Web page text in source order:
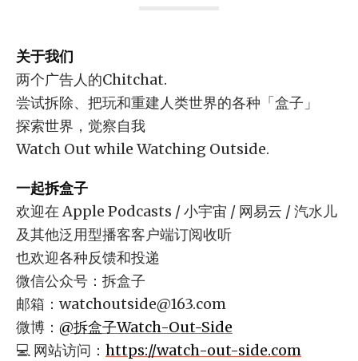
关于我们
两个广告人的Chitchat.
尝试拆除、把玩和重建人类世界的各种「盒子」
探索世界，觉察自我
Watch Out while Watching Outside.
一起拆盒子
欢迎在 Apple Podcasts / 小宇宙 / 网易云 / 汽水儿
及其他泛用型播客客户端订阅收听
也欢迎各种反馈和投递
微信公众号：拆盒子
邮箱： watchoutside@163.com
微博： @拆盒子Watch-Out-Side
💻 网站访问： https://watch-out-side.com